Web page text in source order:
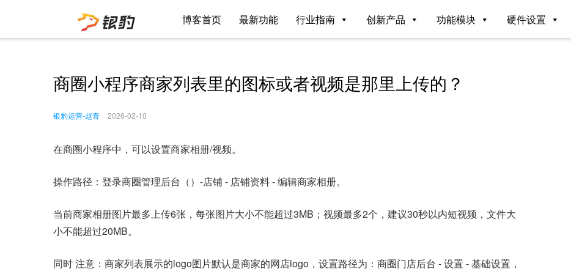
博客首页 最新功能 行业指南 创新产品 功能模块 硬件设置
商圈小程序商家列表里的图标或者视频是那里上传的？
银豹运营-赵青 2026-02-10
在商圈小程序中，可以设置商家相册/视频。
操作路径：登录商圈管理后台（）-店铺 - 店铺资料 - 编辑商家相册。
当前商家相册图片最多上传6张，每张图片大小不能超过3MB；视频最多2个，建议30秒以内短视频，文件大
小不能超过20MB。
同时 注意：商家列表展示的logo图片默认是商家的网店logo，设置路径为：商圈门店后台 - 设置 - 基础设置，